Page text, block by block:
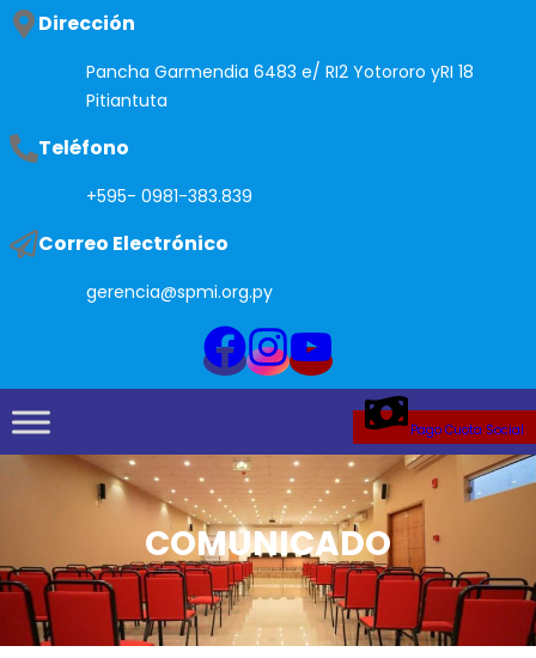
Saltar
contenido
Dirección
Pancha Garmendia 6483 e/ RI2 Yotororo yRI 18
Pitiantuta
Teléfono
+595- 0981-383.839
Correo Electrónico
gerencia@spmi.org.py
Pago Cuota Social
COMUNICADO